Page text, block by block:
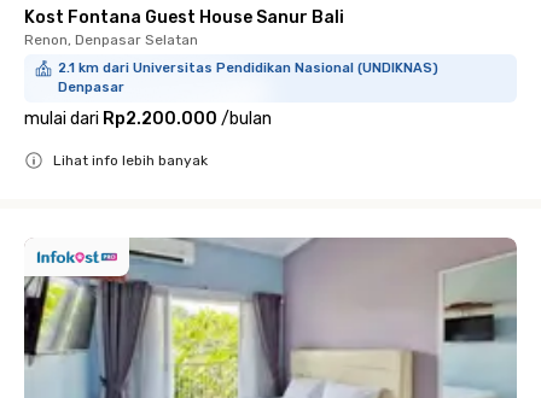
Kost Fontana Guest House Sanur Bali
Renon, Denpasar Selatan
2.1 km dari Universitas Pendidikan Nasional (UNDIKNAS)
Denpasar
mulai dari Rp2.200.000 /bulan
Lihat info lebih banyak